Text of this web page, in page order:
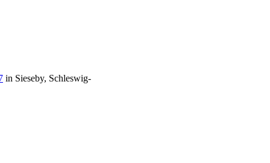
in Sieseby, Schleswig-